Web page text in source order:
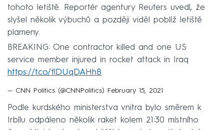
tohoto letiště. Reportér agentury Reuters uvedl, že
slyšel několik výbuchů a později viděl poblíž letiště
plameny.
BREAKING: One contractor killed and one US
service member injured in rocket attack in Iraq
https://t.co/flDUqDAHhB
— CNN Politics (@CNNPolitics) February 15, 2021
Podle kurdského ministerstva vnitra bylo směrem k
Irbílu odpáleno několik raket kolem 21:30 místního